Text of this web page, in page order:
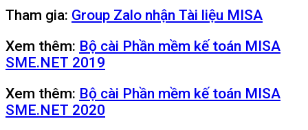
Tham gia: Group Zalo nhận Tài liệu MISA
Xem thêm: Bộ cài Phần mềm kế toán MISA
SME.NET 2019
Xem thêm: Bộ cài Phần mềm kế toán MISA
SME.NET 2020